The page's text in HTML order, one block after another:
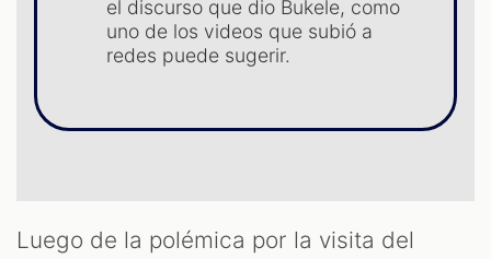
el discurso que dio Bukele, como
uno de los videos que subió a
redes puede sugerir.
Luego de la polémica por la visita del